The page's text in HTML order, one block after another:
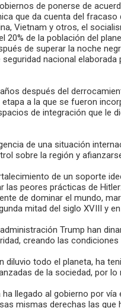
de ponerse de
que da cuenta del
Vietnam y otros, el
20% de la población del
de superar la noche
nacional
después del
a la que se fueron
de integración que le
de una situación
sobre la región y
de un soporte
las peores prácticas de
de dominar el mundo,
mitad del siglo XVIII y
Trump han
creando las
diluvio todo el planeta, ha
de la sociedad, por
llegado al gobierno por
mismas derechas las